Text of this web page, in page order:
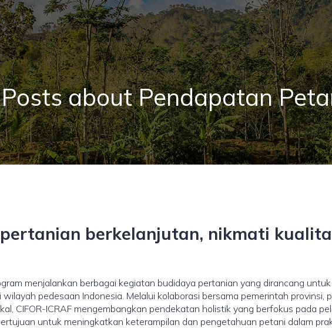
Posts about Pendapatan
berkelanjutan, nikmati
menjalankan berbagai kegiatan budidaya pertanian yang dirancang
pedesaan Indonesia. Melalui kolaborasi bersama pemerintah provinsi,
CIFOR-ICRAF mengembangkan pendekatan holistik yang berfokus pada
untuk meningkatkan keterampilan dan pengetahuan petani dalam